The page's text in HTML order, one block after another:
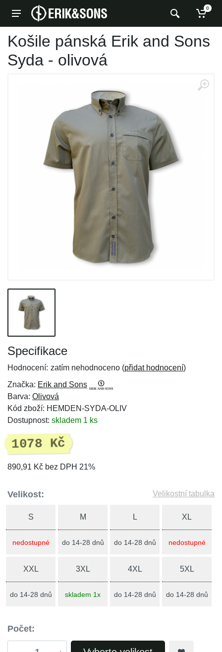
0
Košile pánská Erik and Sons
Syda - olivová
Specifikace
Hodnocení: zatím nehodnoceno (přidat hodnocení)
Značka: Erik and Sons
Barva: Olivová
Kód zboží: HEMDEN-SYDA-OLIV
Dostupnost: skladem 1 ks
1078 Kč
890,91 Kč bez DPH 21%
Velikost: Velikostní tabulka
S
nedostupné
M
do 14-28 dnů
L
do 14-28 dnů
XL
nedostupné
XXL
do 14-28 dnů
3XL
skladem 1x
4XL
do 14-28 dnů
5XL
do 14-28 dnů
Počet: